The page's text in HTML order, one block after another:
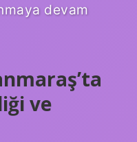
devam
ve